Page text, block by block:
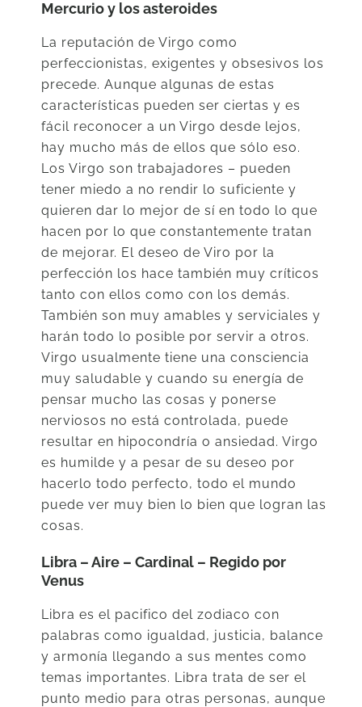
Mercurio y los asteroides
La reputación de Virgo como
perfeccionistas, exigentes y obsesivos los
precede. Aunque algunas de estas
características pueden ser ciertas y es
fácil reconocer a un Virgo desde lejos,
hay mucho más de ellos que sólo eso.
Los Virgo son trabajadores – pueden
tener miedo a no rendir lo suficiente y
quieren dar lo mejor de sí en todo lo que
hacen por lo que constantemente tratan
de mejorar. El deseo de Viro por la
perfección los hace también muy críticos
tanto con ellos como con los demás.
También son muy amables y serviciales y
harán todo lo posible por servir a otros.
Virgo usualmente tiene una consciencia
muy saludable y cuando su energía de
pensar mucho las cosas y ponerse
nerviosos no está controlada, puede
resultar en hipocondría o ansiedad. Virgo
es humilde y a pesar de su deseo por
hacerlo todo perfecto, todo el mundo
puede ver muy bien lo bien que logran las
cosas.
Libra – Aire – Cardinal – Regido por
Venus
Libra es el pacifico del zodiaco con
palabras como igualdad, justicia, balance
y armonía llegando a sus mentes como
temas importantes. Libra trata de ser el
punto medio para otras personas, aunque